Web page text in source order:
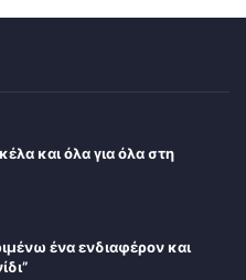
και όλα για όλα στη
ένα ενδιαφέρον και